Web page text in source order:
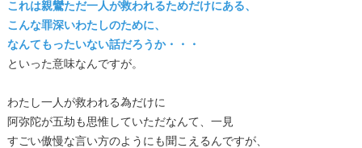
これは親鸞ただ一人が救われるためだけにある、
こんな罪深いわたしのために、
なんてもったいない話だろうか・・・
といった意味なんですが。
わたし一人が救われる為だけに
阿弥陀が五劫も思惟していただなんて、一見
すごい傲慢な言い方のようにも聞こえるんですが、